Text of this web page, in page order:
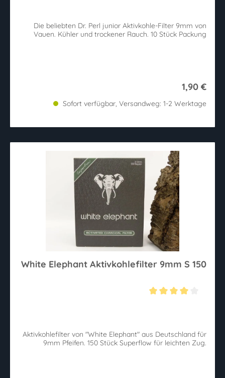
Die beliebten Dr. Perl junior Aktivkohle-Filter 9mm von
Vauen. Kühler und trockener Rauch. 10 Stück Packung
1,90 €
Sofort verfügbar, Versandweg: 1-2 Werktage
White Elephant Aktivkohlefilter 9mm S 150
Aktivkohlefilter von "White Elephant" aus Deutschland für
9mm Pfeifen. 150 Stück Superflow für leichten Zug.